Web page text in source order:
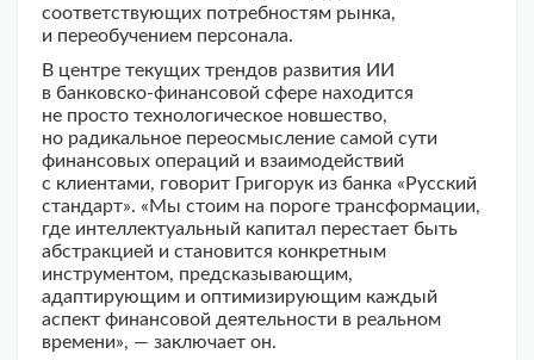
соответствующих потребностям рынка,
и переобучением персонала.
В центре текущих трендов развития ИИ
в банковско-финансовой сфере находится
не просто технологическое новшество,
но радикальное переосмысление самой сути
финансовых операций и взаимодействий
с клиентами, говорит Григорук из банка «Русский
стандарт». «Мы стоим на пороге трансформации,
где интеллектуальный капитал перестает быть
абстракцией и становится конкретным
инструментом, предсказывающим,
адаптирующим и оптимизирующим каждый
аспект финансовой деятельности в реальном
времени», — заключает он.